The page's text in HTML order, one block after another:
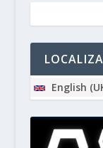
English